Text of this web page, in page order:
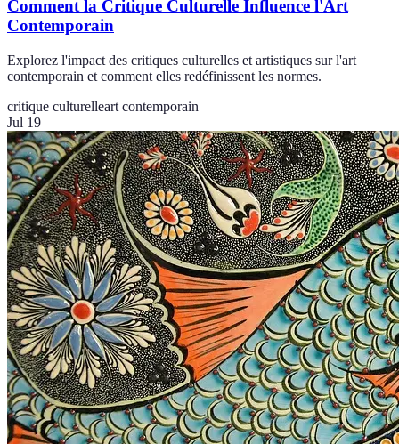
Comment la Critique Culturelle Influence l'Art
Contemporain
Explorez l'impact des critiques culturelles et artistiques sur l'art
contemporain et comment elles redéfinissent les normes.
critique culturelleart contemporain
Jul 19